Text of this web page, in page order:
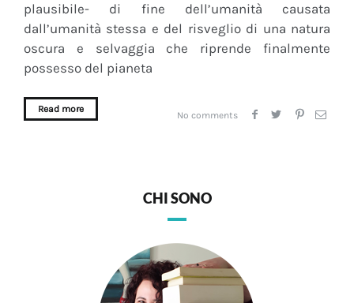
plausibile- di fine dell’umanità causata
dall’umanità stessa e del risveglio di una natura
oscura e selvaggia che riprende finalmente
possesso del pianeta
Read more
No comments
CHI SONO